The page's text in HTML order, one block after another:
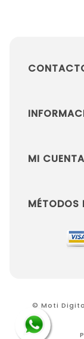
MI CUENTA
MÉTODOS
© Moti